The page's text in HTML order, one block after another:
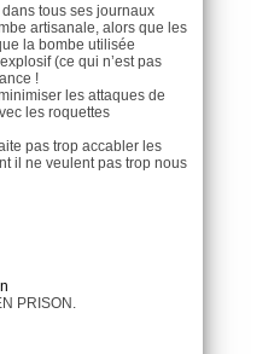
tous ses journaux
artisanale, alors que les
la bombe utilisée
(ce qui n’est pas
!
les attaques de
les roquettes
pas trop accabler les
il ne veulent pas trop nous
PRISON.